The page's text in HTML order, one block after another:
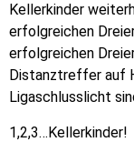
Kellerkinder
erfolgreichen
erfolgreichen
Distanztreffer auf
Ligaschlusslicht
1,2,3…Kellerkinder!